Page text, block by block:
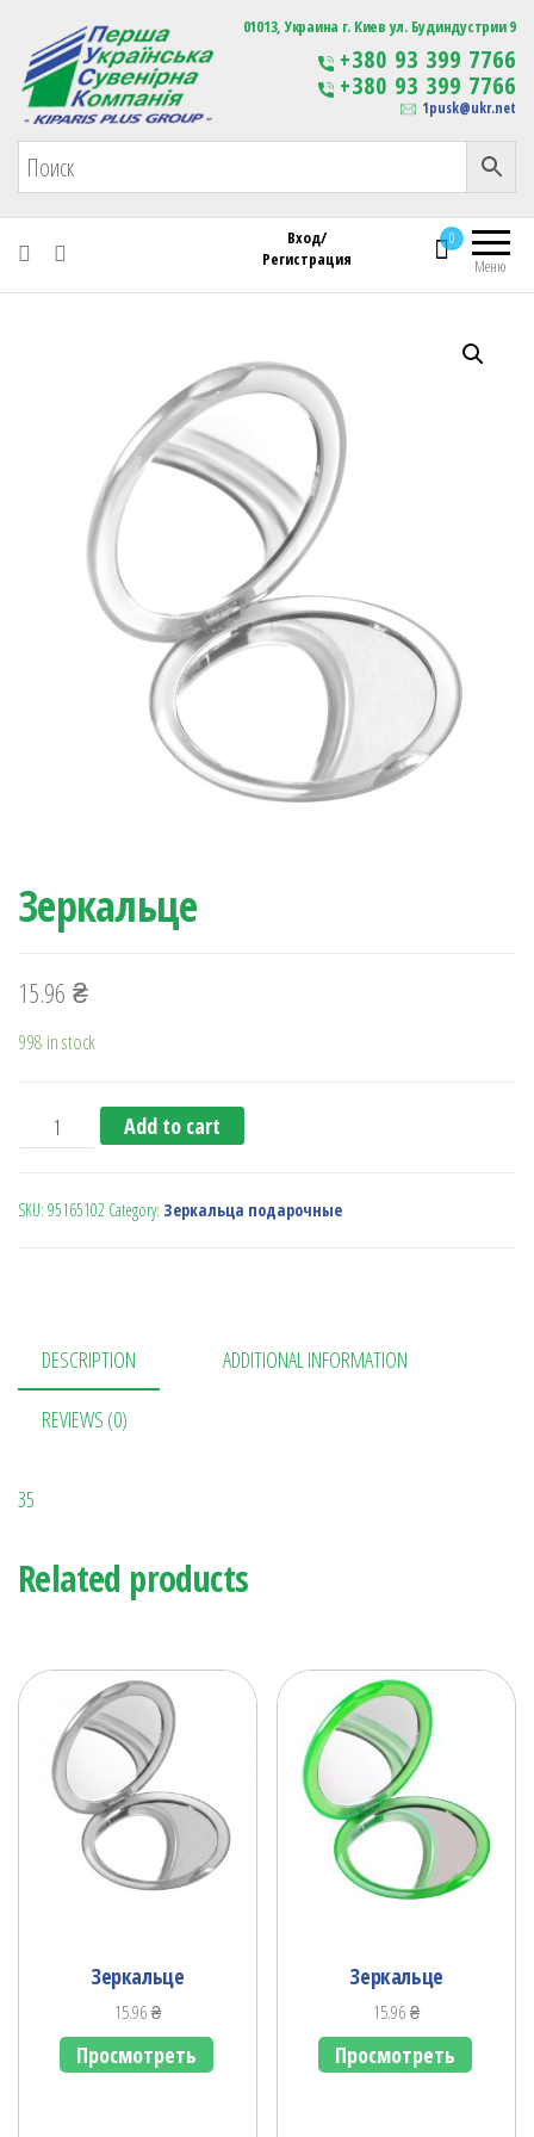
Первая Украинская Сувенирная Компания Изготовление
сувенирной продукции
с логотипом
01013, Украина г. Киев ул. Будиндустрии 9
+380 93 399 7766
+380 93 399 7766
1pusk@ukr.net
Меню
0
Вход/
Регистрация
Зеркальце
15.96 ₴
998 in stock
Зеркальце quantity
Add to cart
SKU: 95165102 Category: Зеркальца подарочные
DESCRIPTION ADDITIONAL INFORMATION
REVIEWS (0)
35
Related products
Зеркальце
15.96₴
Просмотреть
Зеркальце
15.96₴
Просмотреть